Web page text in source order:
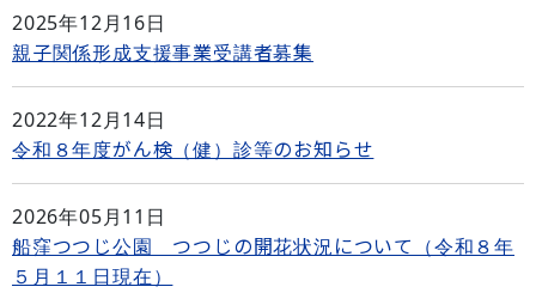
2025年12月16日
親子関係形成支援事業受講者募集
2022年12月14日
令和８年度がん検（健）診等のお知らせ
2026年05月11日
船窪つつじ公園 つつじの開花状況について（令和８年
５月１１日現在）